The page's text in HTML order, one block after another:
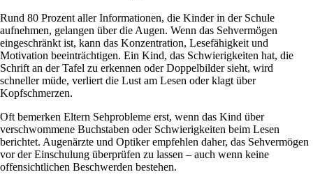
Rund 80 Prozent aller Informationen, die Kinder in der Schule
aufnehmen, gelangen über die Augen. Wenn das Sehvermögen
eingeschränkt ist, kann das Konzentration, Lesefähigkeit und
Motivation beeinträchtigen. Ein Kind, das Schwierigkeiten hat, die
Schrift an der Tafel zu erkennen oder Doppelbilder sieht, wird
schneller müde, verliert die Lust am Lesen oder klagt über
Kopfschmerzen.
Oft bemerken Eltern Sehprobleme erst, wenn das Kind über
verschwommene Buchstaben oder Schwierigkeiten beim Lesen
berichtet. Augenärzte und Optiker empfehlen daher, das Sehvermögen
vor der Einschulung überprüfen zu lassen – auch wenn keine
offensichtlichen Beschwerden bestehen.